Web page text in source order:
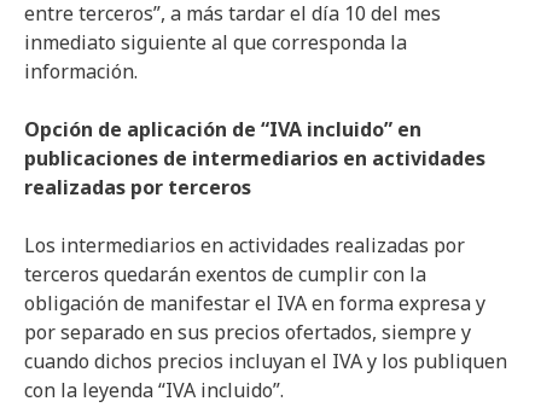
entre terceros”, a más tardar el día 10 del mes
inmediato siguiente al que corresponda la
información.
Opción de aplicación de “IVA incluido” en
publicaciones de intermediarios en actividades
realizadas por terceros
Los intermediarios en actividades realizadas por
terceros quedarán exentos de cumplir con la
obligación de manifestar el IVA en forma expresa y
por separado en sus precios ofertados, siempre y
cuando dichos precios incluyan el IVA y los publiquen
con la leyenda “IVA incluido”.